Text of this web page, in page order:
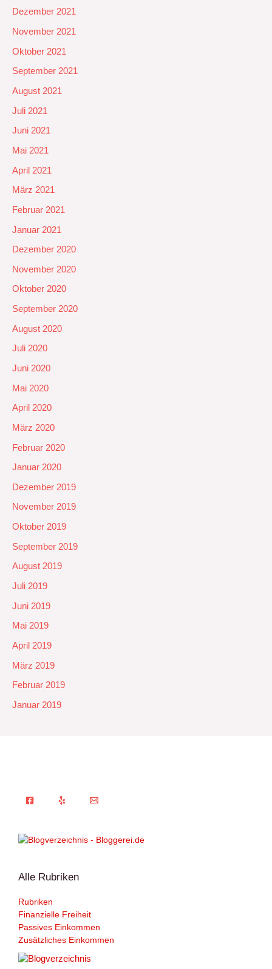
Dezember 2021
November 2021
Oktober 2021
September 2021
August 2021
Juli 2021
Juni 2021
Mai 2021
April 2021
März 2021
Februar 2021
Januar 2021
Dezember 2020
November 2020
Oktober 2020
September 2020
August 2020
Juli 2020
Juni 2020
Mai 2020
April 2020
März 2020
Februar 2020
Januar 2020
Dezember 2019
November 2019
Oktober 2019
September 2019
August 2019
Juli 2019
Juni 2019
Mai 2019
April 2019
März 2019
Februar 2019
Januar 2019
Alle Rubriken
Rubriken
Finanzielle Freiheit
Passives Einkommen
Zusätzliches Einkommen